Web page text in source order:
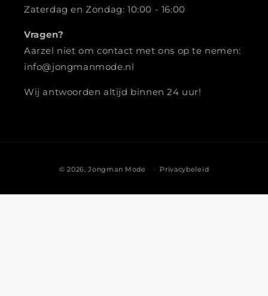
Zaterdag en Zondag: 10:00 - 16:00
Vragen?
Aarzel niet om contact met ons op te nemen:
info@jongmanmode.nl
Wij antwoorden altijd binnen 24 uur!
© 2026,Jongman Mode Privacybeleid